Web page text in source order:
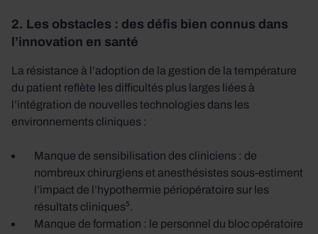
2. Les obstacles : des défis bien connus dans
l’innovation en santé
La résistance à l’adoption de la gestion de la température
du patient reflète les difficultés plus larges liées à
l’intégration de nouvelles technologies dans les
environnements cliniques :
Manque de sensibilisation des cliniciens : de
nombreux chirurgiens et anesthésistes sous-estiment
l’impact de l’hypothermie périopératoire sur les
résultats cliniques⁵.
Manque de formation : le personnel du bloc opératoire